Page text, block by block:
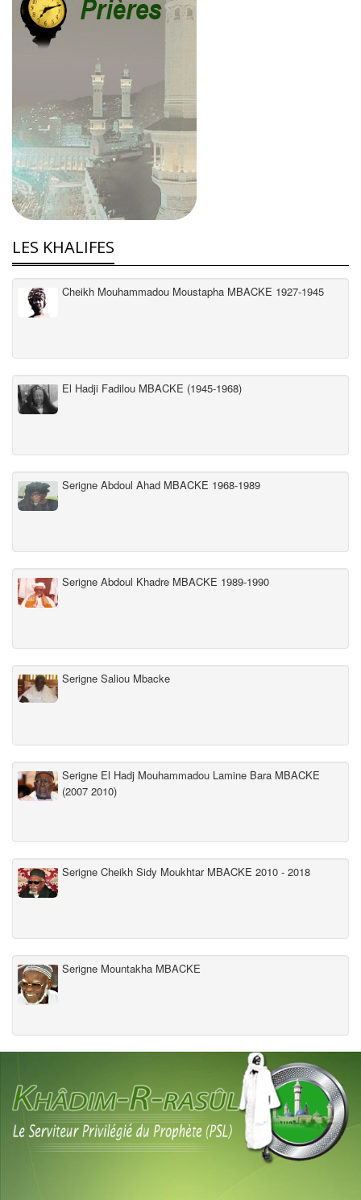
LES KHALIFES
Cheikh Mouhammadou Moustapha MBACKE 1927-1945
El Hadji Fadilou MBACKE (1945-1968)
Serigne Abdoul Ahad MBACKE 1968-1989
Serigne Abdoul Khadre MBACKE 1989-1990
Serigne Saliou Mbacke
Serigne El Hadj Mouhammadou Lamine Bara MBACKE
(2007 2010)
Serigne Cheikh Sidy Moukhtar MBACKE 2010 - 2018
Serigne Mountakha MBACKE